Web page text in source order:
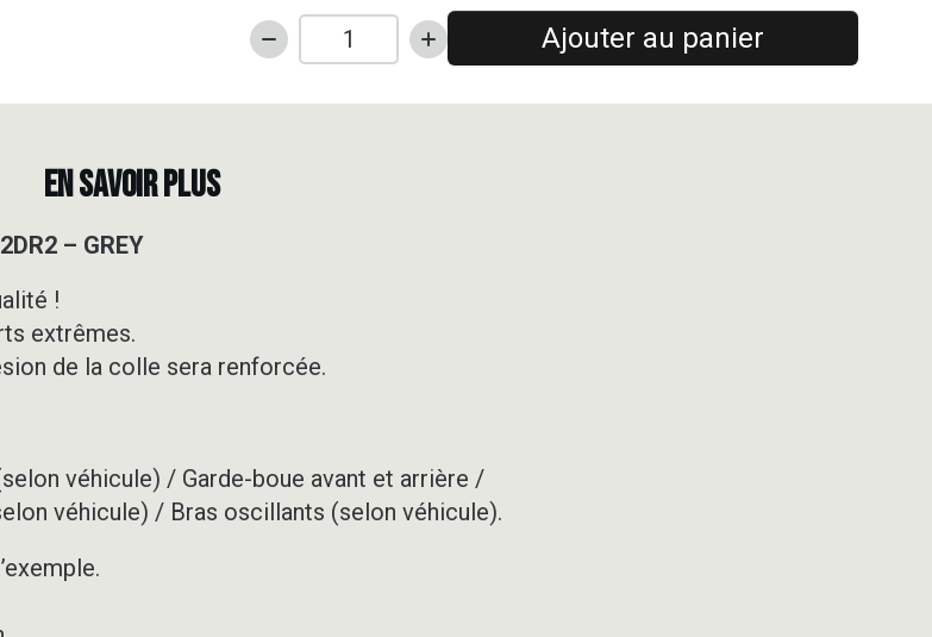
quantité
Kit
2DR2
Ajouter au panier
EN SAVOIR PLUS
– GREY
!
extrêmes.
de la colle sera renforcée.
véhicule) / Garde-boue avant et arrière /
véhicule) / Bras oscillants (selon véhicule).